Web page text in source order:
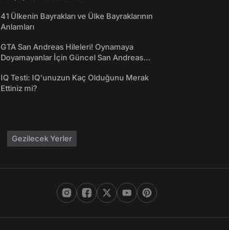
41 Ülkenin Bayrakları ve Ülke Bayraklarının
Anlamları
GTA San Andreas Hileleri! Oynamaya
Doyamayanlar İçin Güncel San Andreas
IQ Testi: IQ'unuzun Kaç Olduğunu Merak
Ettiniz mi?
Gezilecek Yerler